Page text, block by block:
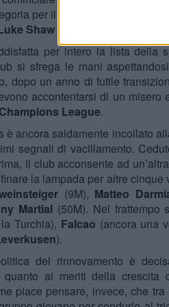
per il portafoglio della
Shaw
per intero la lista della
si sfrega le mani
dopo un anno di futile
accontentarsi di un
Champions League.
è ancora saldamente incollato
segnali di vacillamento.
il club acconsente ad
la lampada per altre
(9M), Matteo
Martial (50M). Nel frattempo
Turchia), Falcao (ancora una
).
del rinnovamento è
quanto ai meriti della
piace pensare, invece, che